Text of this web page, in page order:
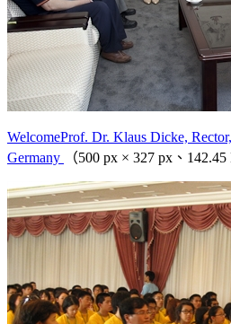
WelcomeProf. Dr. Klaus Dicke,
Germany
（500 px × 327 px、142.45